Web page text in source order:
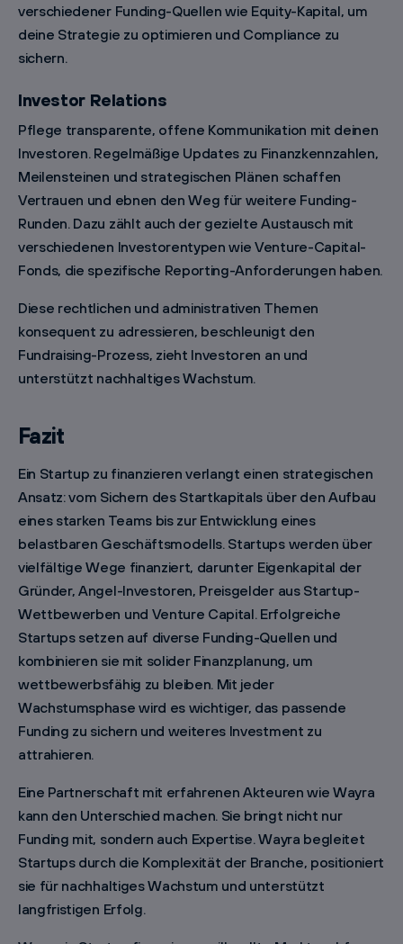
verschiedener Funding-Quellen wie Equity-Kapital, um
deine Strategie zu optimieren und Compliance zu
sichern.
Investor Relations
Pflege transparente, offene Kommunikation mit deinen
Investoren. Regelmäßige Updates zu Finanzkennzahlen,
Meilensteinen und strategischen Plänen schaffen
Vertrauen und ebnen den Weg für weitere Funding-
Runden. Dazu zählt auch der gezielte Austausch mit
verschiedenen Investorentypen wie Venture-Capital-
Fonds, die spezifische Reporting-Anforderungen haben.
Diese rechtlichen und administrativen Themen
konsequent zu adressieren, beschleunigt den
Fundraising-Prozess, zieht Investoren an und
unterstützt nachhaltiges Wachstum.
Fazit
Ein Startup zu finanzieren verlangt einen strategischen
Ansatz: vom Sichern des Startkapitals über den Aufbau
eines starken Teams bis zur Entwicklung eines
belastbaren Geschäftsmodells. Startups werden über
vielfältige Wege finanziert, darunter Eigenkapital der
Gründer, Angel-Investoren, Preisgelder aus Startup-
Wettbewerben und Venture Capital. Erfolgreiche
Startups setzen auf diverse Funding-Quellen und
kombinieren sie mit solider Finanzplanung, um
wettbewerbsfähig zu bleiben. Mit jeder
Wachstumsphase wird es wichtiger, das passende
Funding zu sichern und weiteres Investment zu
attrahieren.
Eine Partnerschaft mit erfahrenen Akteuren wie Wayra
kann den Unterschied machen. Sie bringt nicht nur
Funding mit, sondern auch Expertise. Wayra begleitet
Startups durch die Komplexität der Branche, positioniert
sie für nachhaltiges Wachstum und unterstützt
langfristigen Erfolg.